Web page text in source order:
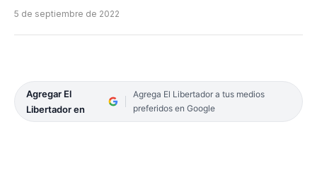
5 de septiembre de 2022
Agregar El
Libertador en
Agrega El Libertador a tus medios
preferidos en Google